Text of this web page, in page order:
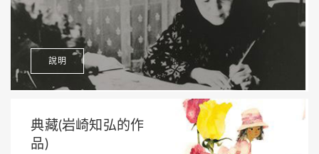
說明
典藏(岩崎知弘的作
品)